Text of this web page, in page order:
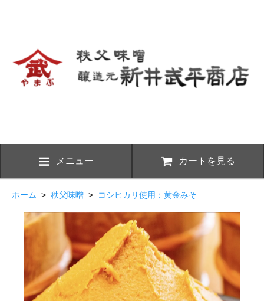
メニュー カートを見る
ホーム > 秩父味噌 > コシヒカリ使用：黄金みそ